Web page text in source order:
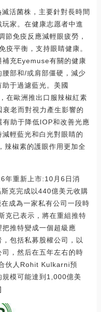
活菌株，主要針對長時間
家。在健康志愿者中進
免疫反應減輕眼疲勞，
疫平衡，支持眼睛健康。
補充Eyemuse有關的健康
部和/或肩部僵硬，減少
于過濾藍光。美國
在歐洲推出口服辣椒紅素
老而對視力產生影響的
助于降低IOP和改善光應
輕藍光和白光對眼睛的
辣椒素的護眼作用更加全
年重新上市:10月6日消
克完成以440億美元收購
成為一家私有公司一段時
克已表示，將在重組推特
推特變成一個超級應
包括私募股權公司，以
，然后在五年左右的時
伙人Rohit Kulkarni預
模可能達到1,000億美